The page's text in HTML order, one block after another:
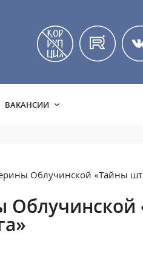
ВАКАНСИИ
Облучинской «Тайны
Облучинской